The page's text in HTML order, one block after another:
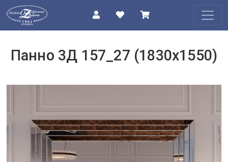
ПРОЕКТЫ
КОНТАКТЫ
Панно 3Д 157_27 (1830х1550)